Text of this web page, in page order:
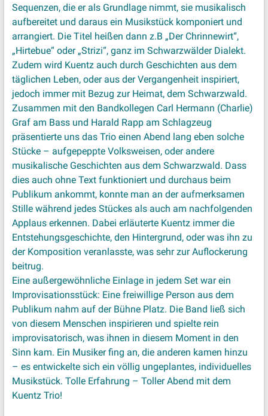
Sequenzen, die er als Grundlage nimmt, sie musikalisch
aufbereitet und daraus ein Musikstück komponiert und
arrangiert. Die Titel heißen dann z.B „Der Chrinnewirt“,
„Hirtebue“ oder „Strizi“, ganz im Schwarzwälder Dialekt.
Zudem wird Kuentz auch durch Geschichten aus dem
täglichen Leben, oder aus der Vergangenheit inspiriert,
jedoch immer mit Bezug zur Heimat, dem Schwarzwald.
Zusammen mit den Bandkollegen Carl Hermann (Charlie)
Graf am Bass und Harald Rapp am Schlagzeug
präsentierte uns das Trio einen Abend lang eben solche
Stücke – aufgepeppte Volksweisen, oder andere
musikalische Geschichten aus dem Schwarzwald. Dass
dies auch ohne Text funktioniert und durchaus beim
Publikum ankommt, konnte man an der aufmerksamen
Stille während jedes Stückes als auch am nachfolgenden
Applaus erkennen. Dabei erläuterte Kuentz immer die
Entstehungsgeschichte, den Hintergrund, oder was ihn zu
der Komposition veranlasste, was sehr zur Auflockerung
beitrug.
Eine außergewöhnliche Einlage in jedem Set war ein
Improvisationsstück: Eine freiwillige Person aus dem
Publikum nahm auf der Bühne Platz. Die Band ließ sich
von diesem Menschen inspirieren und spielte rein
improvisatorisch, was ihnen in diesem Moment in den
Sinn kam. Ein Musiker fing an, die anderen kamen hinzu
– es entwickelte sich ein völlig ungeplantes, individuelles
Musikstück. Tolle Erfahrung – Toller Abend mit dem
Kuentz Trio!